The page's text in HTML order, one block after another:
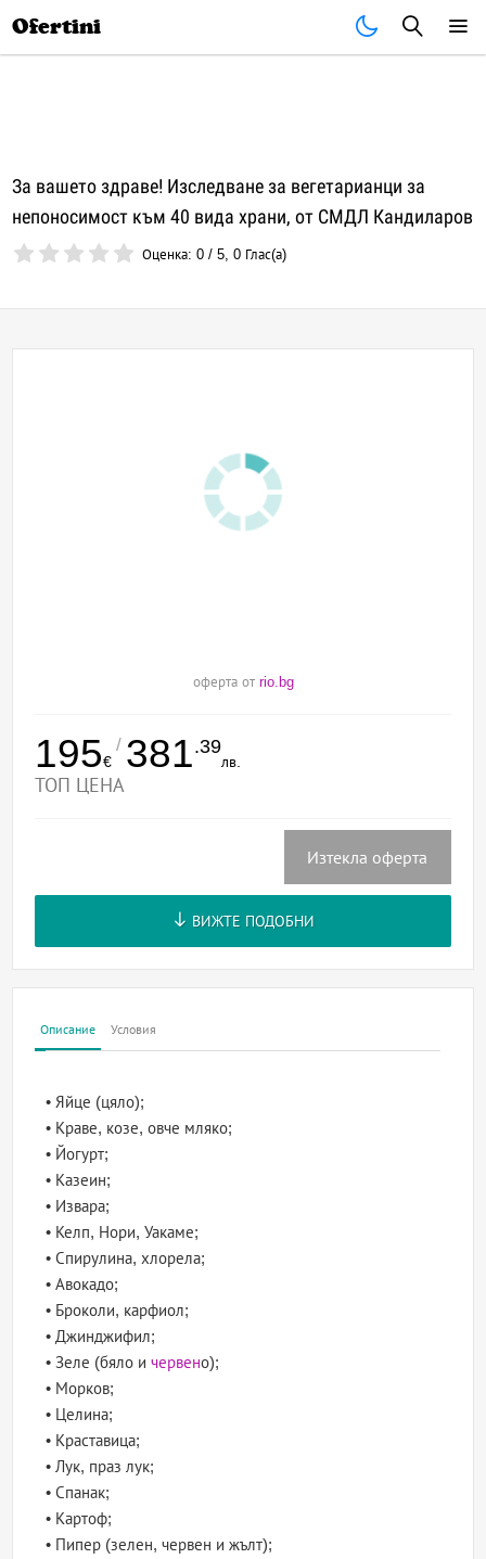
Ofertini
За вашето здраве! Изследване за вегетарианци за
непоносимост към 40 вида храни, от СМДЛ Кандиларов
Оценка:0 /5,0 Глас(а)
оферта от rio.bg
195€
/ 381.39
лв.
ТОП ЦЕНА
Изтекла оферта
ВИЖТЕ ПОДОБНИ
Описание Условия
• Яйце (цяло);
• Краве, козе, овче мляко;
• Йогурт;
• Казеин;
• Извара;
• Келп, Нори, Уакаме;
• Спирулина, хлорела;
• Авокадо;
• Броколи, карфиол;
• Джинджифил;
• Зеле (бяло ичервено);
• Морков;
• Целина;
• Краставица;
• Лук, праз лук;
• Спанак;
• Картоф;
• Пипер (зелен, червен и жълт);